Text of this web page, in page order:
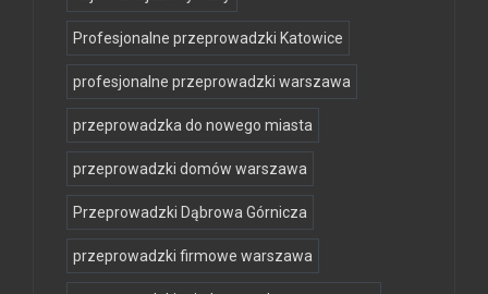
Profesjonalne przeprowadzki Katowice
profesjonalne przeprowadzki warszawa
przeprowadzka do nowego miasta
przeprowadzki domów warszawa
Przeprowadzki Dąbrowa Górnicza
przeprowadzki firmowe warszawa